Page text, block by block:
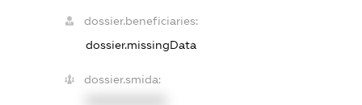
dossier.beneficiaries:
dossier.missingData
dossier.smida: